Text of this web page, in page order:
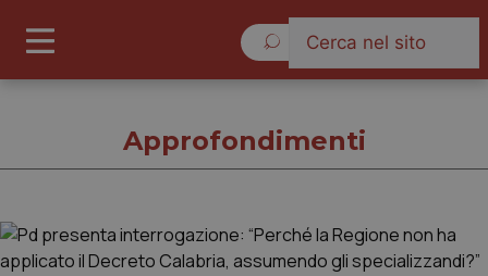
Approfondimenti